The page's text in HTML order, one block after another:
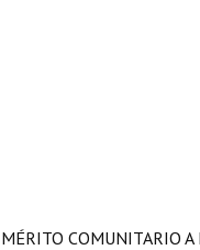
COMUNITARIO